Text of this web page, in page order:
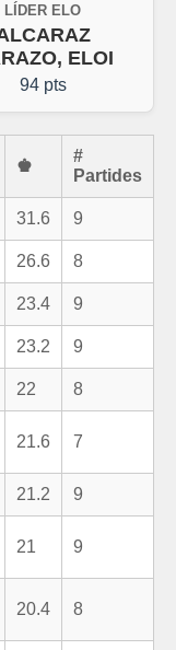
LÍDER ELO
ELOI
94 pts
♚
#
Partides
31.6 9
26.6 8
23.4 9
23.2 9
22 8
21.6 7
21.2 9
21 9
20.4 8